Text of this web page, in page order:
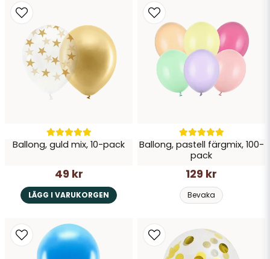
Ballong, guld mix, 10-pack
49 kr
LÄGG I VARUKORGEN
Ballong, pastell färgmix, 100-
pack
129 kr
Bevaka